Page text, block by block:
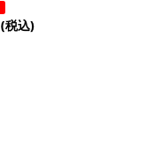
(税込)